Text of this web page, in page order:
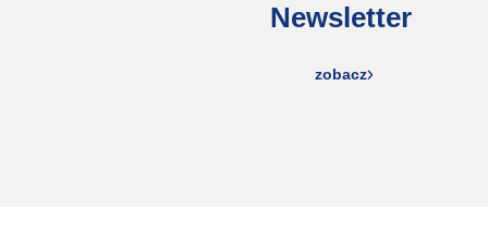
Newsletter
zobacz